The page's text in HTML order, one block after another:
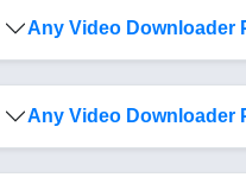
Any Video Downloader
Any Video Downloader